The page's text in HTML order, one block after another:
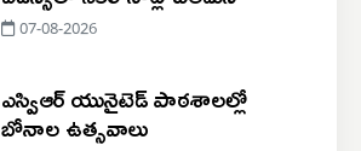
07-08-2026
ఎస్విఆర్ యునైటెడ్ పాఠశాలల్లో
బోనాల ఉత్సవాలు